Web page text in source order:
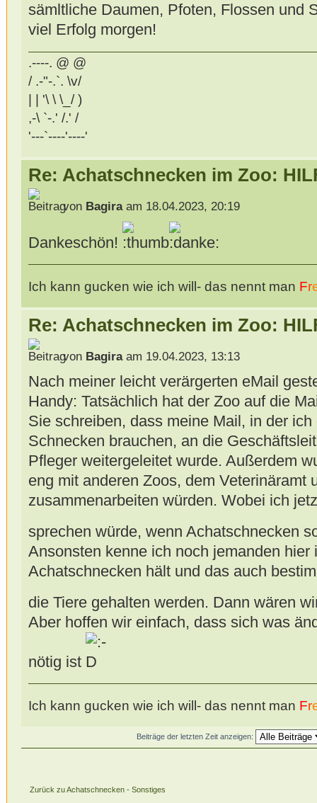
sämltliche Daumen, Pfoten, Flossen und
viel Erfolg morgen!
.----. @ @
/ .-"-.`. \v/
| | '\ \ \_/ )
,-\ `-.' /.' /
'---`----'----'
Re: Achatschnecken im Zoo:
von Bagiraam 18.04.2023, 20:19
Dankeschön!
Ich kann gucken wie ich will- das nennt man Fr
Re: Achatschnecken im Zoo:
von Bagiraam 19.04.2023, 13:13
Nach meiner leicht verärgerten eMail
Handy: Tatsächlich hat der Zoo auf die
Sie schreiben, dass meine Mail, in der
Schnecken brauchen, an die
Pfleger weitergeleitet wurde. Außerdem
eng mit anderen Zoos, dem Veterinäramt
zusammenarbeiten würden. Wobei ich
sprechen würde, wenn Achatschnecken
Ansonsten kenne ich noch jemanden hier
Achatschnecken hält und das auch
die Tiere gehalten werden. Dann wären
Aber hoffen wir einfach, dass sich was
nötig ist
Ich kann gucken wie ich will- das nennt man Fr
Beiträge der letzten Zeit anzeigen:
Zurück zu Achatschnecken - Sonstiges